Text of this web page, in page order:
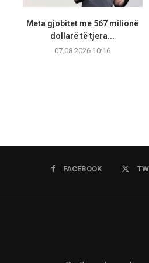
Meta gjobitet me 567 milionë
dollarë të tjera...
07.08.2026 10:16
FACEBOOK